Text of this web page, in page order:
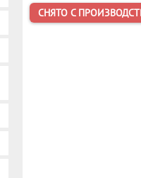
СНЯТО С